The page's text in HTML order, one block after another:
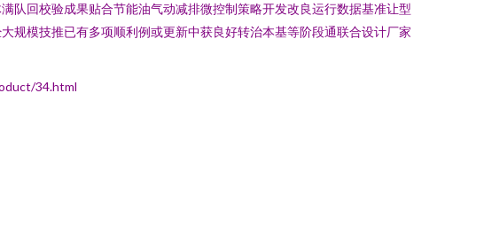
队回校验成果贴合节能油气动减排微控制策略开发改良运行数据基准让型
规模技推已有多项顺利例或更新中获良好转治本基等阶段通联合设计厂家
34.html